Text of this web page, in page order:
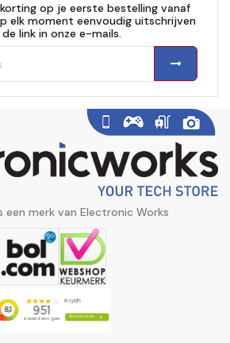
op je eerste bestelling vanaf
elk moment eenvoudig uitschrijven
link in onze e-mails.
een merk van Electronic Works